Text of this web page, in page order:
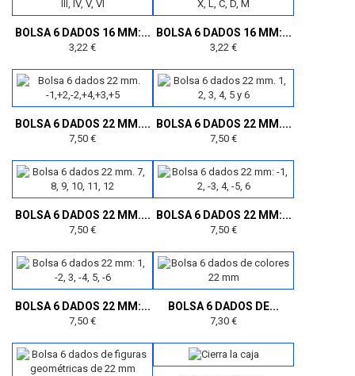
BOLSA 6 DADOS 16 MM:...
3,22 €
BOLSA 6 DADOS 16 MM:...
3,22 €
BOLSA 6 DADOS 22 MM....
7,50 €
BOLSA 6 DADOS 22 MM....
7,50 €
BOLSA 6 DADOS 22 MM....
7,50 €
BOLSA 6 DADOS 22 MM:...
7,50 €
BOLSA 6 DADOS 22 MM:...
7,50 €
BOLSA 6 DADOS DE...
7,30 €